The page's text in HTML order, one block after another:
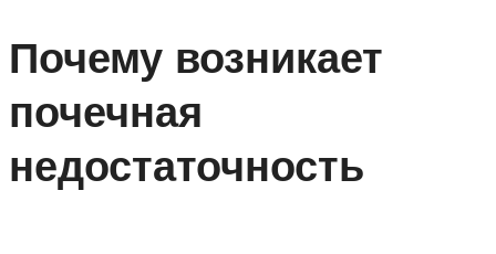
Почему возникает
почечная
недостаточность